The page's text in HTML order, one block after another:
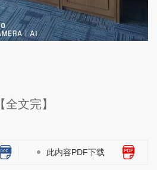
【全文完】
此内容PDF下载